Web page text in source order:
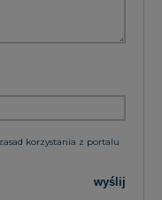
korzystania z portalu
wyślij